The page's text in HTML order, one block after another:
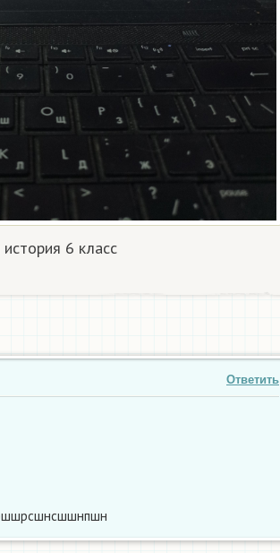
6 класс
Ответить